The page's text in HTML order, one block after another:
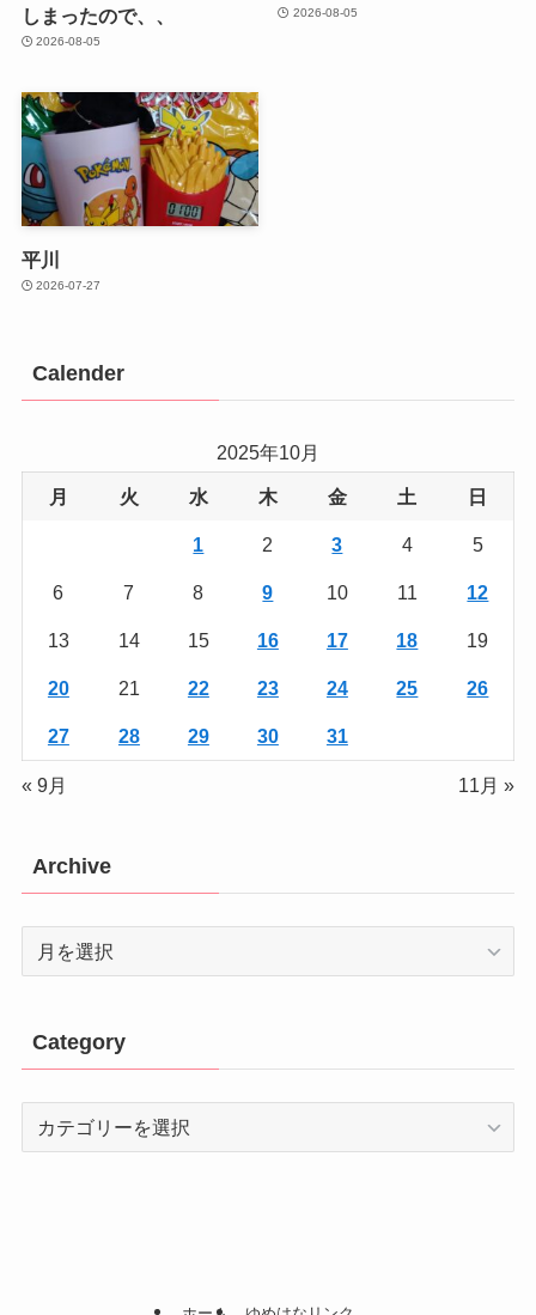
しまったので、、
2026-08-05
2026-08-05
平川
2026-07-27
Calender
2025年10月
月 火 水 木 金 土 日
1 2 3 4 5
6 7 8 9 10 11 12
13 14 15 16 17 18 19
20 21 22 23 24 25 26
27 28 29 30 31
« 9月 11月 »
Archive
Archive
Category
Category